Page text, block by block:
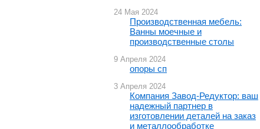
24 Мая 2024
Производственная мебель:
Ванны моечные и
производственные столы
9 Апреля 2024
опоры сп
3 Апреля 2024
Компания Завод-Редуктор: ваш
надежный партнер в
изготовлении деталей на заказ
и металлообработке